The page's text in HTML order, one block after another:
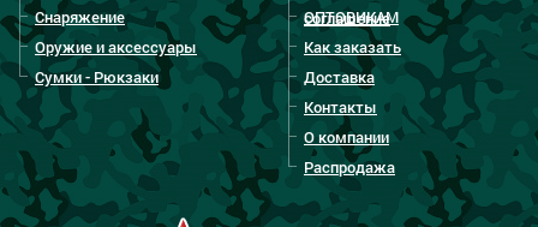
Снаряжение
Оружие и аксессуары
Сумки - Рюкзаки
соглашение
ОПТОВИКАМ
Как заказать
Доставка
Контакты
О компании
Распродажа